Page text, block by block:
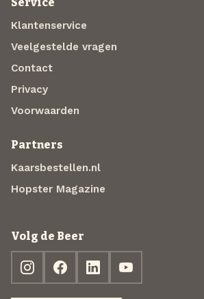
Klantenservice
Veelgestelde vragen
Contact
Privacy
Voorwaarden
Partners
Kaarsbestellen.nl
Hopster Magazine
Volg de Beer